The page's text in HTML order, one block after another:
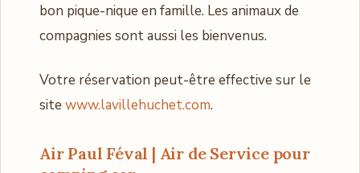
bon pique-nique en famille. Les animaux de
compagnies sont aussi les bienvenus.
Votre réservation peut-être effective sur le
site www.lavillehuchet.com.
Air Paul Féval | Air de Service pour